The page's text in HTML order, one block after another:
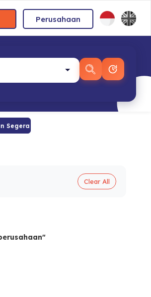
Perusahaan
Segera
Clear All